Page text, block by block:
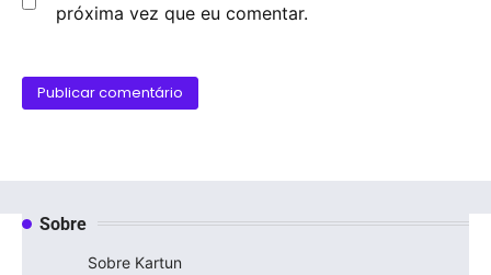
próxima vez que eu comentar.
Sobre
Sobre Kartun